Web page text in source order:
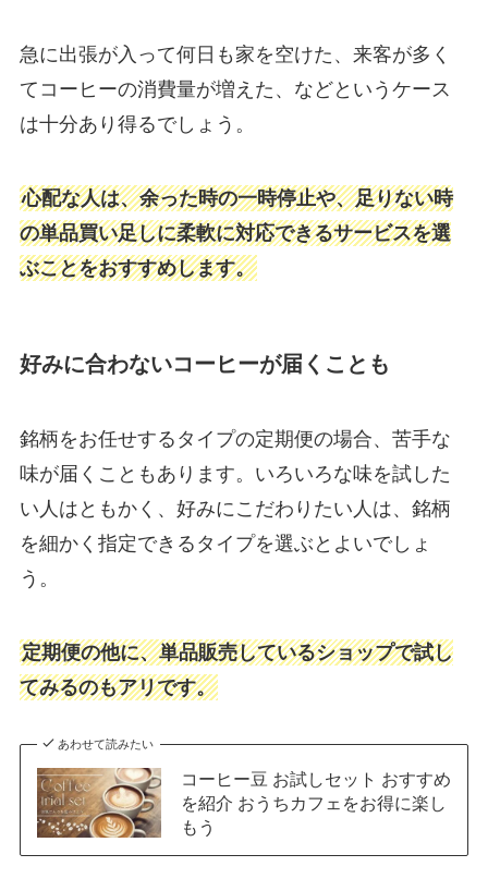
急に出張が入って何日も家を空けた、来客が多く
てコーヒーの消費量が増えた、などというケース
は十分あり得るでしょう。
心配な人は、余った時の一時停止や、足りない時
の単品買い足しに柔軟に対応できるサービスを選
ぶことをおすすめします。
好みに合わないコーヒーが届くことも
銘柄をお任せするタイプの定期便の場合、苦手な
味が届くこともあります。いろいろな味を試した
い人はともかく、好みにこだわりたい人は、銘柄
を細かく指定できるタイプを選ぶとよいでしょ
う。
定期便の他に、単品販売しているショップで試し
てみるのもアリです。
あわせて読みたい
コーヒー豆 お試しセット おすすめ
を紹介 おうちカフェをお得に楽し
もう